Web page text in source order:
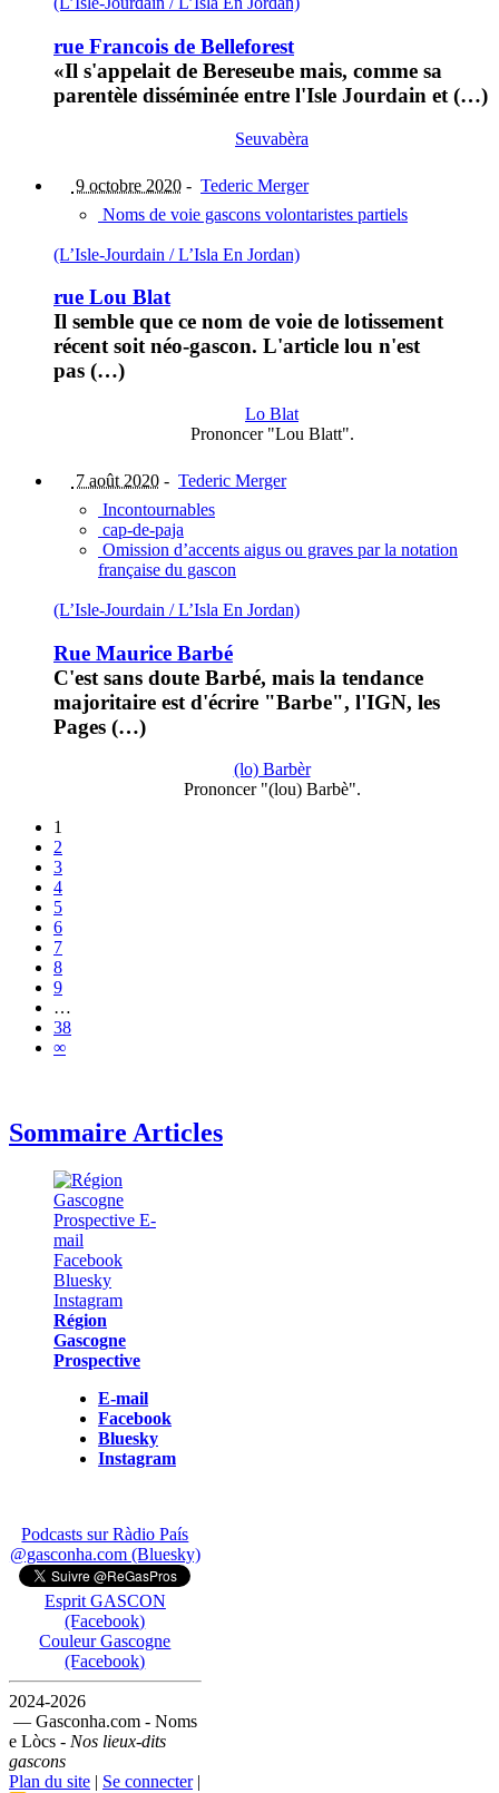
rue Francois de Belleforest
«Il s'appelait de Bereseube mais, comme sa
parentèle disséminée entre l'Isle Jourdain et (…)
Seuvabèra
9 octobre 2020 - Tederic Merger
Noms de voie gascons volontaristes partiels
(L’Isle-Jourdain / L’Isla En Jordan)
rue Lou Blat
Il semble que ce nom de voie de lotissement
récent soit néo-gascon. L'article lou n'est
pas (…)
Lo Blat
Prononcer "Lou Blatt".
7 août 2020 - Tederic Merger
Incontournables
cap-de-paja
Omission d’accents aigus ou graves par la notation
française du gascon
(L’Isle-Jourdain / L’Isla En Jordan)
Rue Maurice Barbé
C'est sans doute Barbé, mais la tendance
majoritaire est d'écrire "Barbe", l'IGN, les
Pages (…)
(lo) Barbèr
Prononcer "(lou) Barbè".
1
2
3
4
5
6
7
8
9
…
38
∞
Sommaire Articles
Région
Gascogne
Prospective
E-mail
Facebook
Bluesky
Instagram
Podcasts sur Ràdio País
@gasconha.com (Bluesky)
Esprit GASCON
(Facebook)
Couleur Gascogne
(Facebook)
2024-2026
— Gasconha.com - Noms
e Lòcs - Nos lieux-dits
gascons
Plan du site | Se connecter|